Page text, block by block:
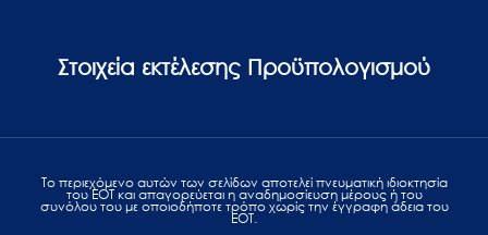
Στοιχεία εκτέλεσης Προϋπολογισμού
Το περιεχόμενο αυτών των σελίδων αποτελεί πvευματική ιδιοκτησία
του ΕΟΤ και απαγορεύεται η αναδημοσίευση μέρους ή του
συνόλου του με οποιοδήποτε τρόπο χωρίς την έγγραφη άδεια του
ΕΟΤ.